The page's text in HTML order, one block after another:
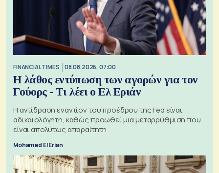
FINANCIAL TIMES 08.08.2026, 07:00
Η λάθος εντύπωση των αγορών για τον
Γούορς - Τι λέει ο Ελ Εριάν
Η αντίδραση εναντίον του προέδρου της Fed είναι
αδικαιολόγητη, καθώς προωθεί μια μεταρρύθμιση που
είναι απολύτως απαραίτητη
Mohamed El Erian